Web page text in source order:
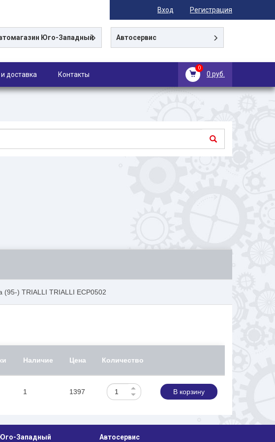
Вход Регистрация
Юго-Западный Автосервис
0
0 руб.
доставка Контакты
(95-) TRIALLI TRIALLI ECP0502
Наличие Цена Количество
1 1397 В корзину
Западный Автосервис